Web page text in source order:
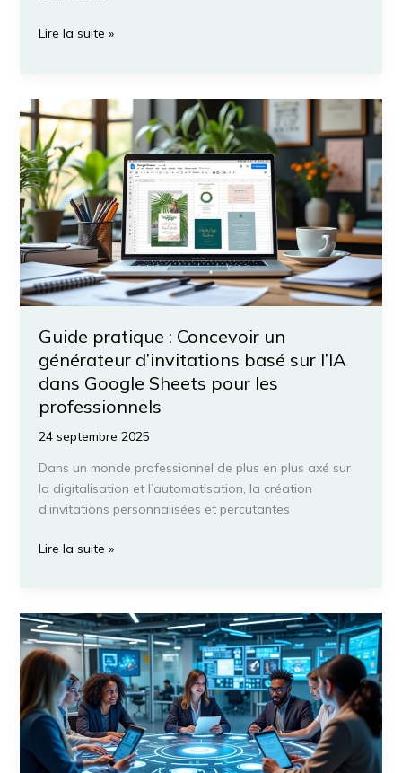
Perplexity
le
point
de
transformer
l’expérience
utilisateur
de
Google
Chrome
?
Lire la suite »
Guide pratique : Concevoir un
générateur d’invitations basé sur l’IA
dans Google Sheets pour les
professionnels
24 septembre 2025
Dans un monde professionnel de plus en plus axé sur
la digitalisation et l’automatisation, la création
d’invitations personnalisées et percutantes
Guide
Concevoir
un
générateur
d’invitations
basé
sur
l’IA
dans
Lire la suite »